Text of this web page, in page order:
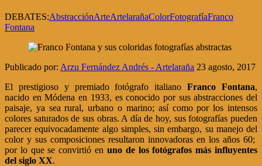
DEBATES:AbstracciónArteArtelarañaColorFotografíaFranco
Fontana
Publicado por: Arzu Fernández Andrés - Artelaraña 23 agosto, 2017
El prestigioso y premiado fotógrafo italianoFranco Fontana,
nacido en Módena en 1933, es conocido por sus abstracciones del
paisaje, ya sea rural, urbano o marino; así como por los intensos
colores saturados de sus obras. A día de hoy, sus fotografías pueden
parecer equivocadamente algo simples, sin embargo, su manejo del
color y sus composiciones resultaron innovadoras en los años 60;
por lo que se convirtió en uno de los fotógrafos más influyentes
del siglo XX.